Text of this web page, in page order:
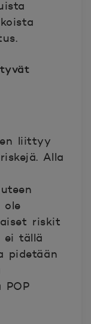
liittyy
Alla
ole
riskit
ei tällä
pidetään